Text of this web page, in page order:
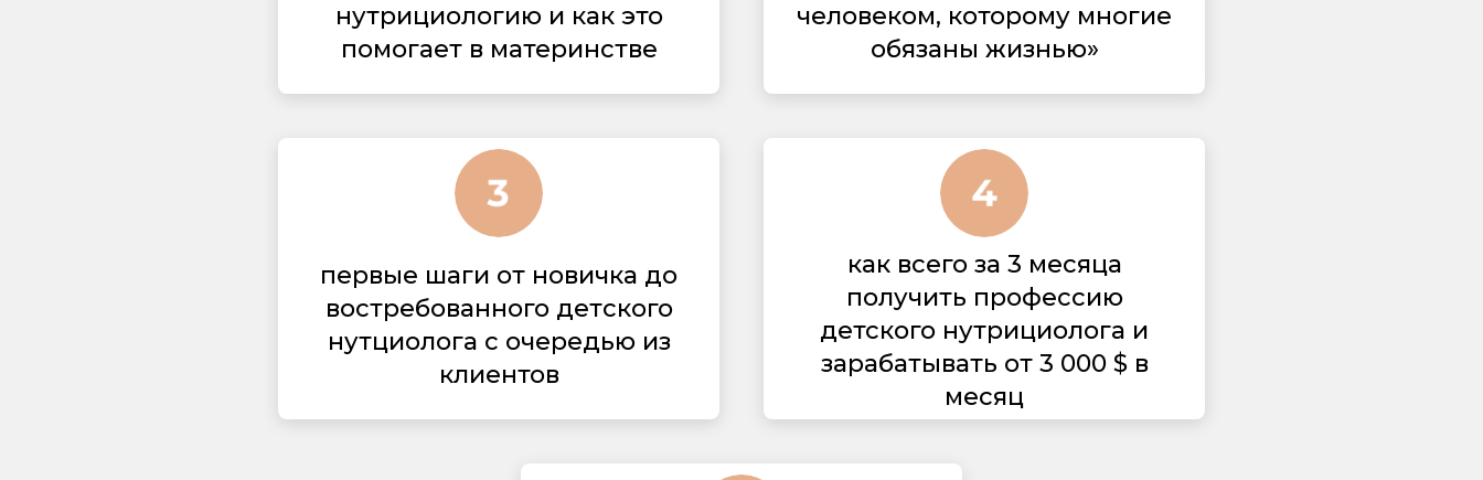
нутрициологию и как это
помогает в материнстве
человеком, которому многие
обязаны жизнью»
первые шаги от новичка до
востребованного детcкого
нутциолога с очередью из
клиентов
как всего за 3 месяца
получить профессию
детского нутрициолога и
зарабатывать от 3 000 $ в
месяц